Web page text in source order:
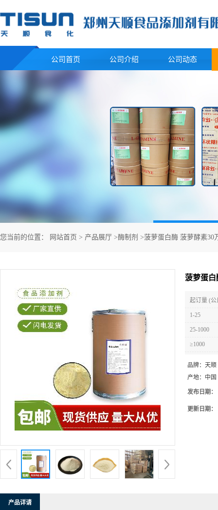
公司首页 公司介绍 公司动态
您当前的位置： 网站首页 > 产品展厅 >酶制剂 >菠萝蛋白酶 菠萝酵素30
菠萝蛋白
起订量 (公
1-25
25-1000
≥1000
品牌： 天顺
产地： 中
发布日期：
更新日期：
产品详请